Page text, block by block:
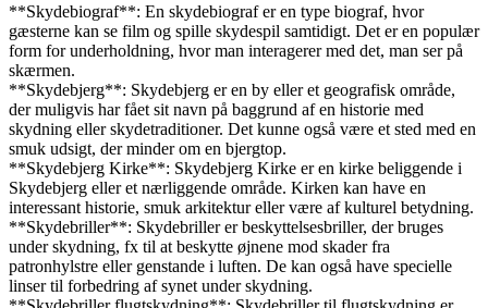
**Skydebiograf**: En skydebiograf er en type biograf, hvor
gæsterne kan se film og spille skydespil samtidigt. Det er en populær
form for underholdning, hvor man interagerer med det, man ser på
skærmen.
**Skydebjerg**: Skydebjerg er en by eller et geografisk område,
der muligvis har fået sit navn på baggrund af en historie med
skydning eller skydetraditioner. Det kunne også være et sted med en
smuk udsigt, der minder om en bjergtop.
**Skydebjerg Kirke**: Skydebjerg Kirke er en kirke beliggende i
Skydebjerg eller et nærliggende område. Kirken kan have en
interessant historie, smuk arkitektur eller være af kulturel betydning.
**Skydebriller**: Skydebriller er beskyttelsesbriller, der bruges
under skydning, fx til at beskytte øjnene mod skader fra
patronhylstre eller genstande i luften. De kan også have specielle
linser til forbedring af synet under skydning.